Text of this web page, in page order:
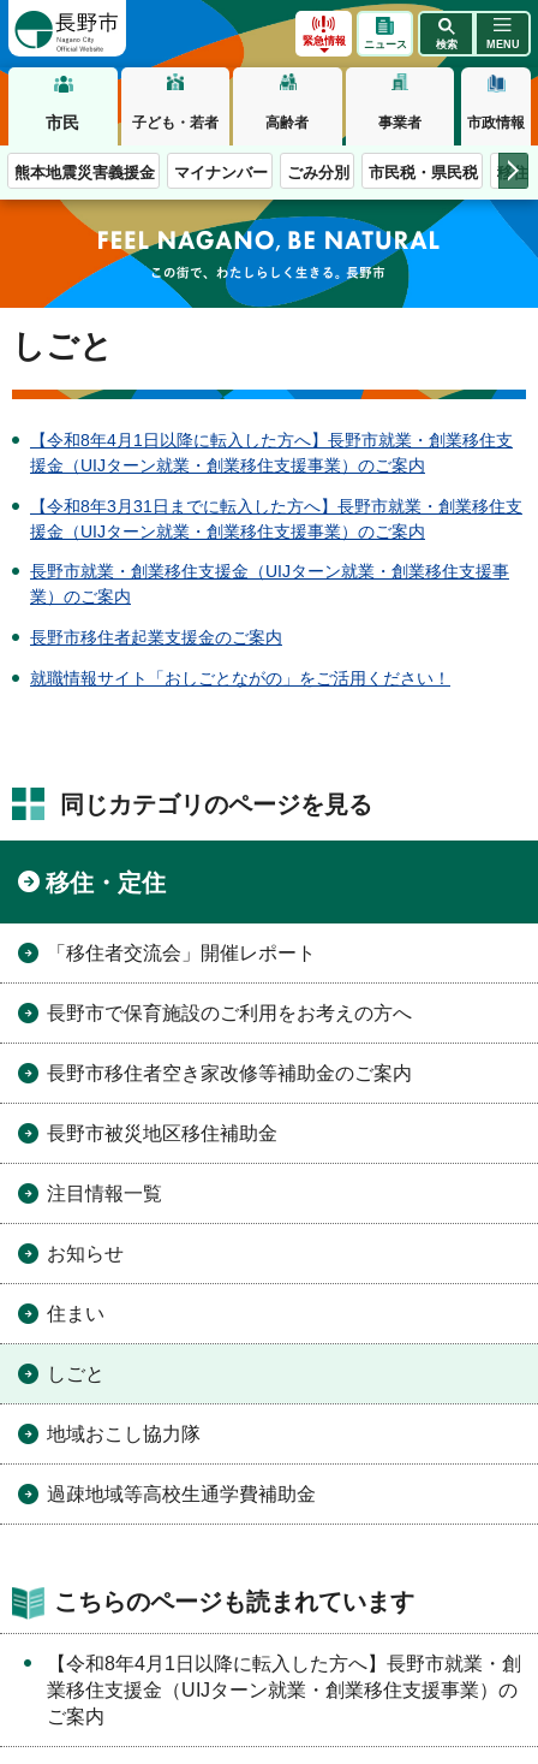
緊急情報 ニュース 検索 MENU
市民 子ども・若者 高齢者 事業者 市政情報
熊本地震災害義援金 マイナンバー ごみ分別 市民税・県民税 移住
この街で、わたしらしく生きる。長野市
しごと
【令和8年4月1日以降に転入した方へ】長野市就業・創業移住支
援金（UIJターン就業・創業移住支援事業）のご案内
【令和8年3月31日までに転入した方へ】長野市就業・創業移住支
援金（UIJターン就業・創業移住支援事業）のご案内
長野市就業・創業移住支援金（UIJターン就業・創業移住支援事
業）のご案内
長野市移住者起業支援金のご案内
就職情報サイト「おしごとながの」をご活用ください！
同じカテゴリのページを見る
移住・定住
「移住者交流会」開催レポート
長野市で保育施設のご利用をお考えの方へ
長野市移住者空き家改修等補助金のご案内
長野市被災地区移住補助金
注目情報一覧
お知らせ
住まい
しごと
地域おこし協力隊
過疎地域等高校生通学費補助金
こちらのページも読まれています
【令和8年4月1日以降に転入した方へ】長野市就業・創
業移住支援金（UIJターン就業・創業移住支援事業）の
ご案内